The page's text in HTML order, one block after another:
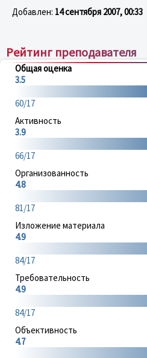
Добавлен: 14 сентября 2007, 00:33
Рейтинг преподавателя
Общая оценка
3.5
60/17
Активность
3.9
66/17
Организованность
4.8
81/17
Изложение материала
4.9
84/17
Требовательность
4.9
84/17
Объективность
4.7